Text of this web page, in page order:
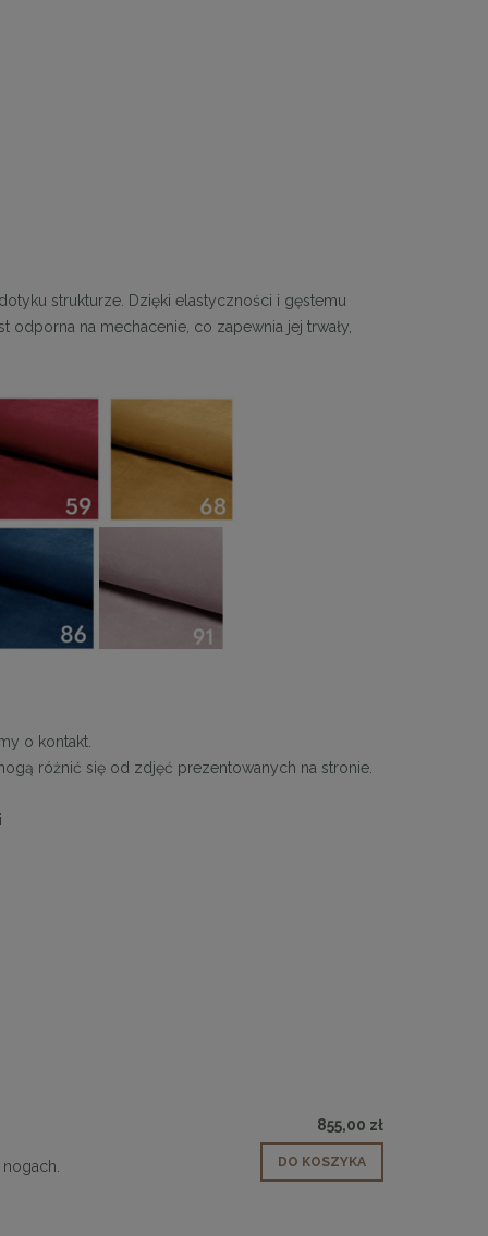
Cena regularna:849,00 zł
849,00 zł
DO KOSZYKA
strukturze. Dzięki elastyczności i gęstemu
na mechacenie, co zapewnia jej trwały,
o kontakt.
różnić się od zdjęć prezentowanych na stronie.
855,00 zł
DO KOSZYKA